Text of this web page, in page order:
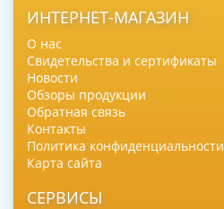
ИНТЕРНЕТ-МАГАЗИН
О нас
Свидетельства и сертификаты
Новости
Обзоры продукции
Обратная связь
Контакты
Политика конфиденциальности
Карта сайта
СЕРВИСЫ